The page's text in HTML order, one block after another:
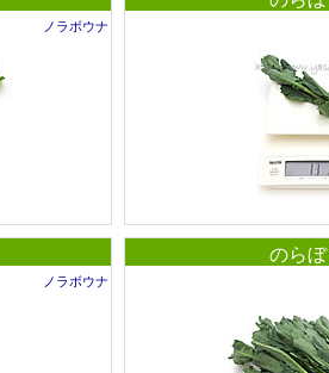
ノラボウナ
ノラボウナ
のら